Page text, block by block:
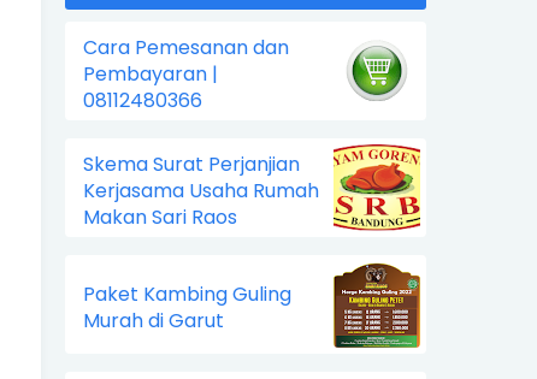
Cara Pemesanan dan
Pembayaran |
08112480366
Skema Surat Perjanjian
Kerjasama Usaha Rumah
Makan Sari Raos
Paket Kambing Guling
Murah di Garut